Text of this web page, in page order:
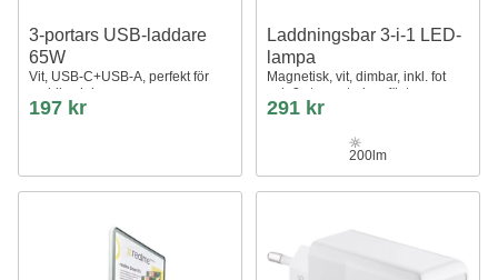
3-portars USB-laddare
65W
Vit, USB-C+USB-A, perfekt för
mobil och lampor
197 kr
Laddningsbar 3-i-1 LED-
lampa
Magnetisk, vit, dimbar, inkl. fot
och 2 st. monteringsfästen
291 kr
200lm